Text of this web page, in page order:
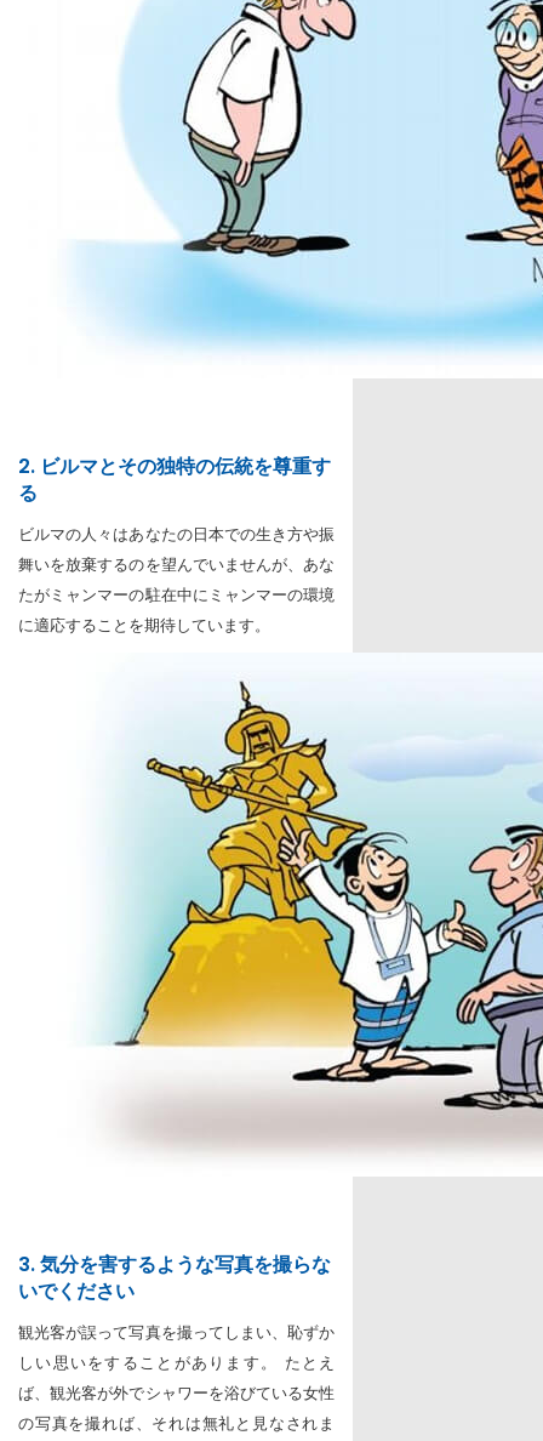
2. ビルマとその独特の伝統を尊重す
る
ビルマの人々はあなたの日本での生き方や振
舞いを放棄するのを望んでいませんが、あな
たがミャンマーの駐在中にミャンマーの環境
に適応することを期待しています。
3. 気分を害するような写真を撮らな
いでください
観光客が誤って写真を撮ってしまい、恥ずか
しい思いをすることがあります。 たとえ
ば、観光客が外でシャワーを浴びている女性
の写真を撮れば、それは無礼と見なされま